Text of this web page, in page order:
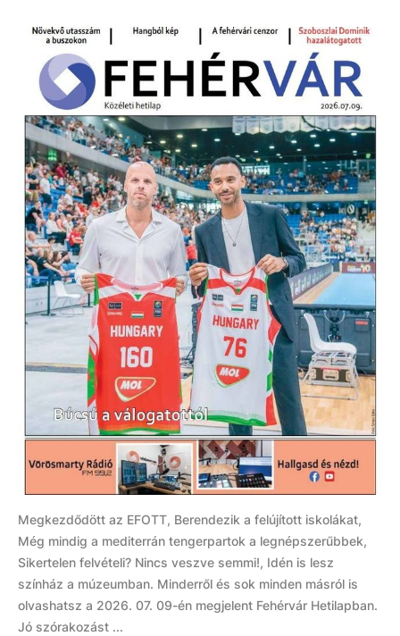
Megkezdődött az EFOTT, Berendezik a felújított iskolákat,
Még mindig a mediterrán tengerpartok a legnépszerűbbek,
Sikertelen felvételi? Nincs veszve semmi!, Idén is lesz
színház a múzeumban. Minderről és sok minden másról is
olvashatsz a 2026. 07. 09-én megjelent Fehérvár Hetilapban.
Jó szórakozást ...